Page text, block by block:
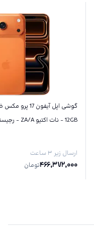
12GB - نات اکتیو ZA/A - رجیستر شده
ارسال زیر ۳ ساعت
466,372,000تومان